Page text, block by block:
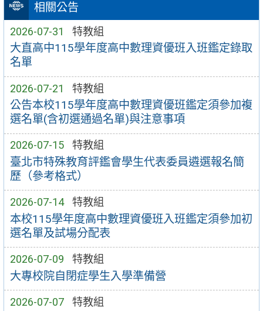
相關公告
2026-07-31 特教組
大直高中115學年度高中數理資優班入班鑑定錄取
名單
2026-07-21 特教組
公告本校115學年度高中數理資優班鑑定須參加複
選名單(含初選通過名單)與注意事項
2026-07-15 特教組
臺北市特殊教育評鑑會學生代表委員遴選報名簡
歷（參考格式）
2026-07-14 特教組
本校115學年度高中數理資優班入班鑑定須參加初
選名單及試場分配表
2026-07-09 特教組
大專校院自閉症學生入學準備營
2026-07-07 特教組